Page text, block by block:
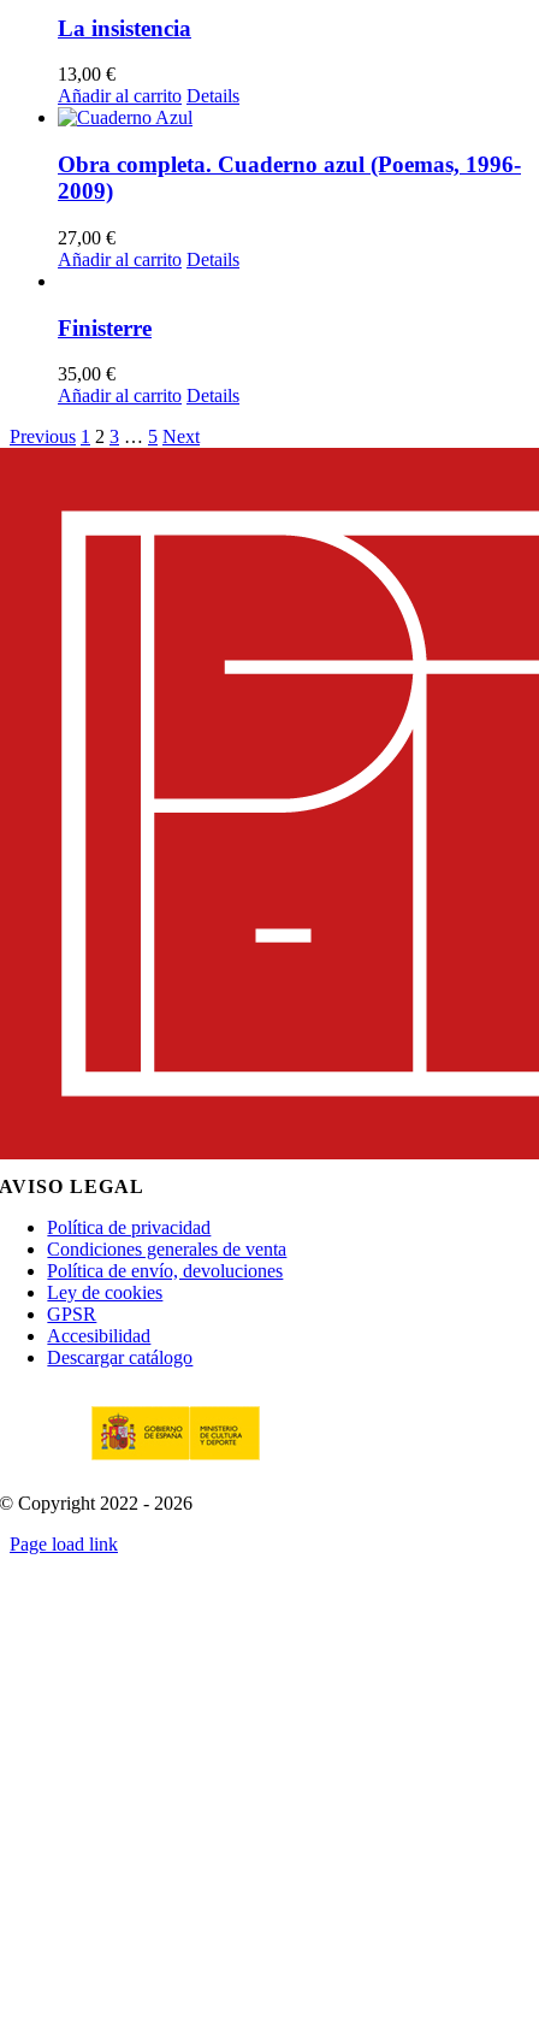
La insistencia
13,00 €
Añadir al carrito Details
Obra completa. Cuaderno azul (Poemas, 1996-
2009)
27,00 €
Añadir al carrito Details
Finisterre
35,00 €
Añadir al carrito Details
Previous 1 2 3 … 5 Next
AVISO LEGAL
Política de privacidad
Condiciones generales de venta
Política de envío, devoluciones
Ley de cookies
GPSR
Accesibilidad
Descargar catálogo
© Copyright 2022 - 2026
Page load link